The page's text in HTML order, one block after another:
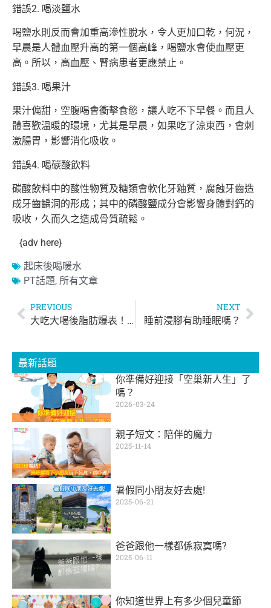
錯誤2. 喝淡鹽水
喝鹽水則反而會加重高滲性脫水，令人更加口乾，何況，
早晨是人體血壓升高的第一個高峰，喝鹽水會使血壓更
高。所以，高血壓、腎病患者更應禁止。
錯誤3. 喝果汁
果汁偏甜，空腹喝會衝擊食慾，讓人吃不下早餐。而且人
體喜歡溫暖的環境，尤其是早晨，如果吃了涼東西，會刺
激腸胃，影響消化吸收。
錯誤4. 喝碳酸飲料
碳酸飲料中的酸性物質及糖類會軟化牙釉質，腐蝕牙齒造
成牙齒齲洞的形成；其中的磷酸鹽成分會影響身體對鈣的
吸收，久而久之造成骨質疏鬆。
{adv here}
起床後喝暖水
PT話題, 所有文章
PREVIOUS
大吃大喝後脂肪爆表！4招有助新陳代謝！
NEXT
睡前浸腳有助睡眠嗎？
最新話題
你準備好迎接「空巢新人生」了
嗎？
2026-03-24
親子短文：陪伴的魔力
2025-11-14
暑假同小朋友好去處!
2025-06-21
爸爸跟他一樣都係寂寞嗎?
2025-06-11
你知道世界上有多少個兒童節